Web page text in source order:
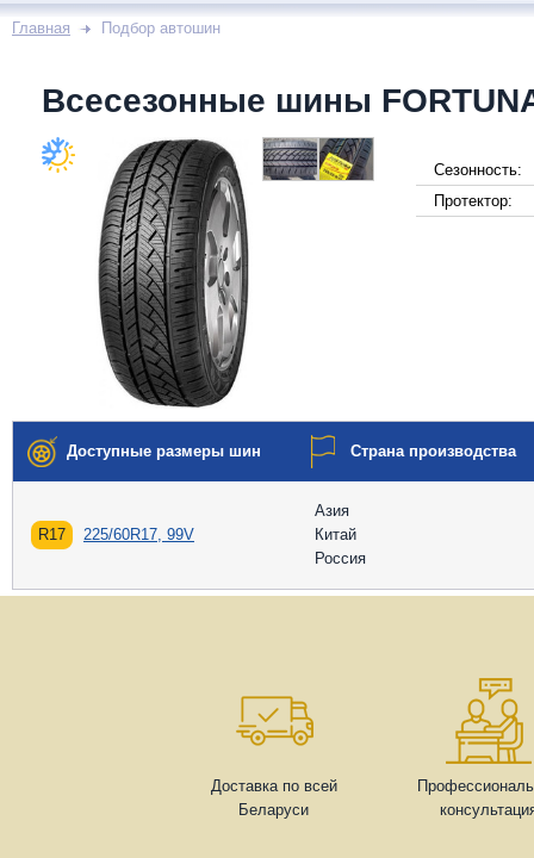
Главная Подбор автошин
Всесезонные шины
Сезонность:
Протектор:
Доступные размеры шин Страна производства
R17 225/60R17, 99V
Азия
Китай
Россия
Доставка по всей
Беларуси